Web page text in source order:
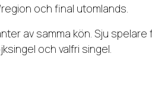
och final utomlands.
av samma kön. Sju
och valfri singel.